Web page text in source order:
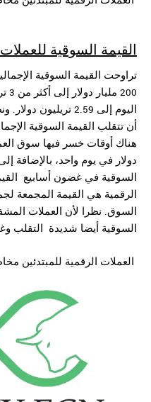
القيمة السوقية
تراوحت القيمة السوقية
اليوم إلى 2.59 تريليون دولار. ونظرًا لتقلبات العملة
أن تتقلب القيمة السوقية
دولار في يوم واحد، بالإضافة
السوقية في غضون أسابيع
الرقمية هي القيمة المجمعة
السوق. نظرا لأن العملات
السوقية أيضا شديدة التقلب